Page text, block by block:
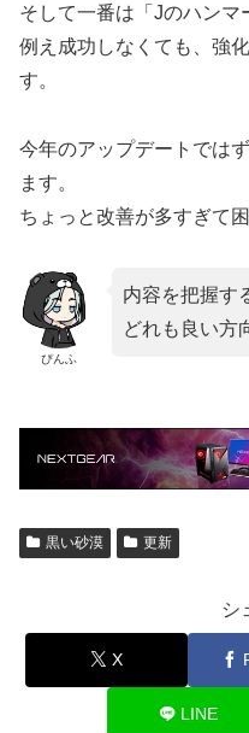
そして一番は「Jのハンマ
例え成功しなくても、強
す。
今年のアップデートでは
ます。
ちょっと改善が多すぎて
ぴんふ
内容を把握す
どれも良い方
黒い砂漠 更新
シ
X
LINE